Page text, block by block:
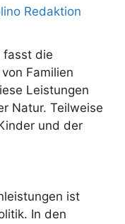
Redaktion
fasst die
Familien
Leistungen
Natur. Teilweise
und der
ist
In den